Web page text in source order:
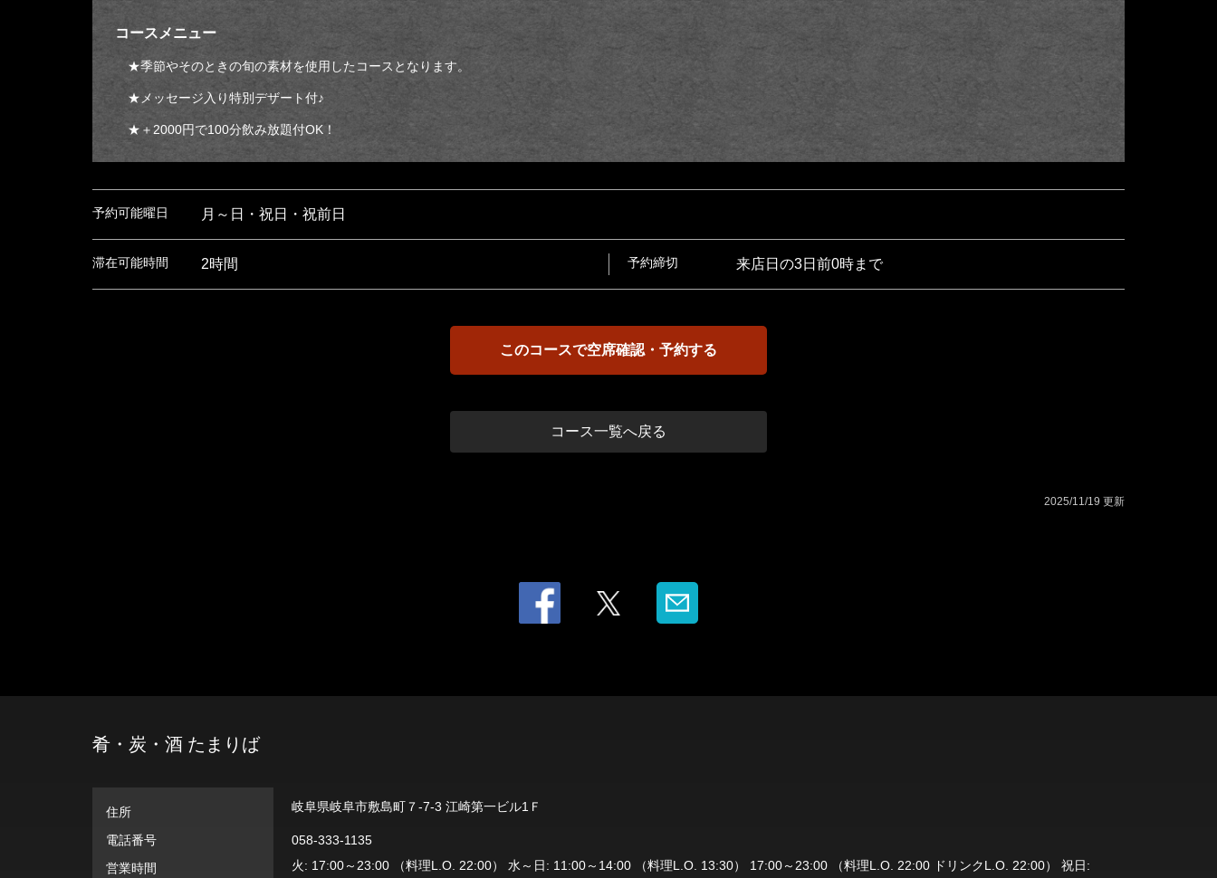
コースメニュー
★季節やそのときの旬の素材を使用したコースとなります。
★メッセージ入り特別デザート付♪
★＋2000円で100分飲み放題付OK！
予約可能曜日 月～日・祝日・祝前日
滞在可能時間 2時間 予約締切 来店日の3日前0時まで
このコースで空席確認・予約する
コース一覧へ戻る
2025/11/19 更新
肴・炭・酒 たまりば
住所 岐阜県岐阜市敷島町７-7-3 江崎第一ビル1Ｆ
電話番号
058-333-1135
営業時間
火: 17:00～23:00 （料理L.O. 22:00） 水～日: 11:00～14:00 （料理L.O. 13:30） 17:00～23:00 （料理L.O. 22:00 ドリンクL.O. 22:00） 祝日: